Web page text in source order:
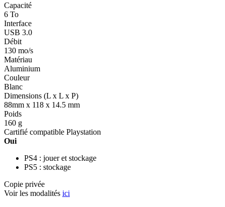
Capacité
6 To
Interface
USB 3.0
Débit
130 mo/s
Matériau
Aluminium
Couleur
Blanc
Dimensions (L x L x P)
88mm x 118 x 14.5 mm
Poids
160 g
Cartifié compatible Playstation
Oui
PS4 : jouer et stockage
PS5 : stockage
Copie privée
Voir les modalités ici